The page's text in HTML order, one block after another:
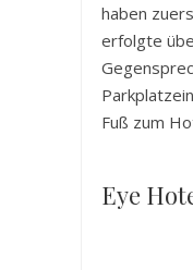
haben
erfolgte
Fuß zum
Eye